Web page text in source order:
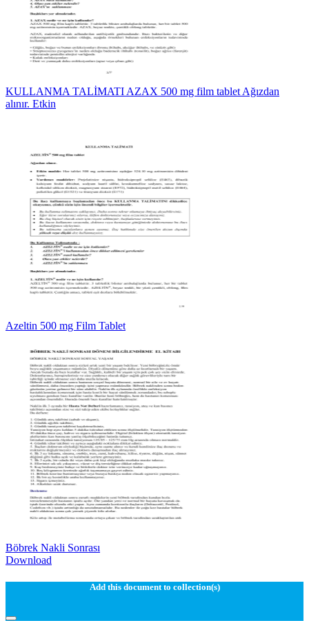
KULLANMA TALİMATI AZAX 500 mg film tablet Ağızdan
alınır. Etkin
Azeltin 500 mg Film Tablet
Böbrek Nakli Sonrası
Download
Add this document to collection(s)